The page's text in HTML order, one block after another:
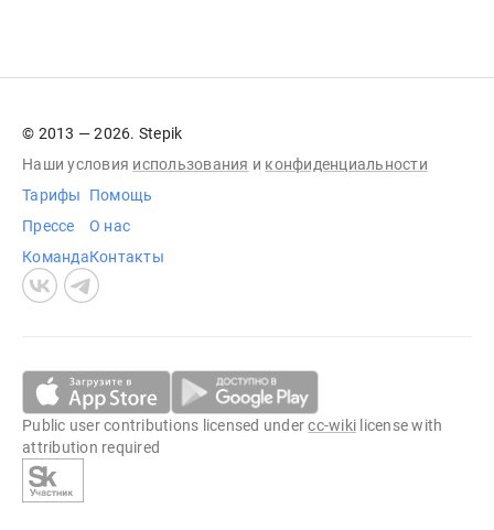
© 2013 — 2026. Stepik
Наши условия использования и конфиденциальности
Тарифы
Прессе
Команда
Помощь
О нас
Контакты
Public user contributions licensed undercc-wiki license with
attribution required